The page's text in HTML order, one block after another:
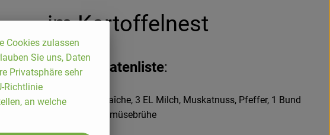
im Kartoffelnest
Zutatenliste:
Meersalz, 2 EL Crème fraîche, 3 EL Milch, Muskatnuss, Pfeffer, 1 Bund
30 g Butter, 75 ml Gemüsebrühe
Cookies zulassen
Sie uns, Daten
Privatsphäre sehr
Richtlinie
an welche